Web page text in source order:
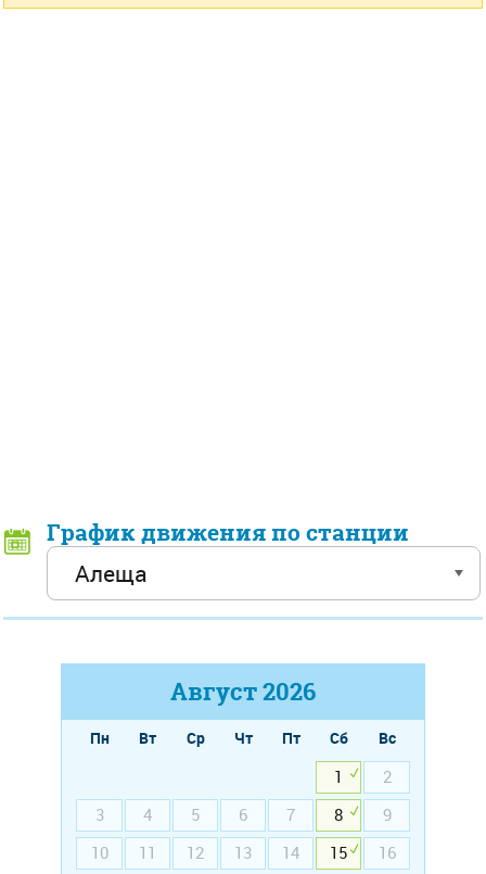
График движения по станции
Август2026
Пн Вт Ср Чт Пт Сб
Вс
1
2
3
4 5 6 7 8
9
10
11 12 13 14 15
16